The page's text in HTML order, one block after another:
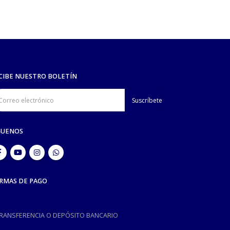
NUESTRO BOLETÍN
DE PAGO
O DEPÓSITO BANCARIO